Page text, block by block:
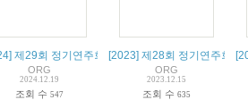
Rhapsody
제29회 정기연주회 - Circle of Life
ORG
2024.12.19
조회 수 547
[2023] 제28회 정기연주회 -
ORG
2023.12.15
조회 수 635